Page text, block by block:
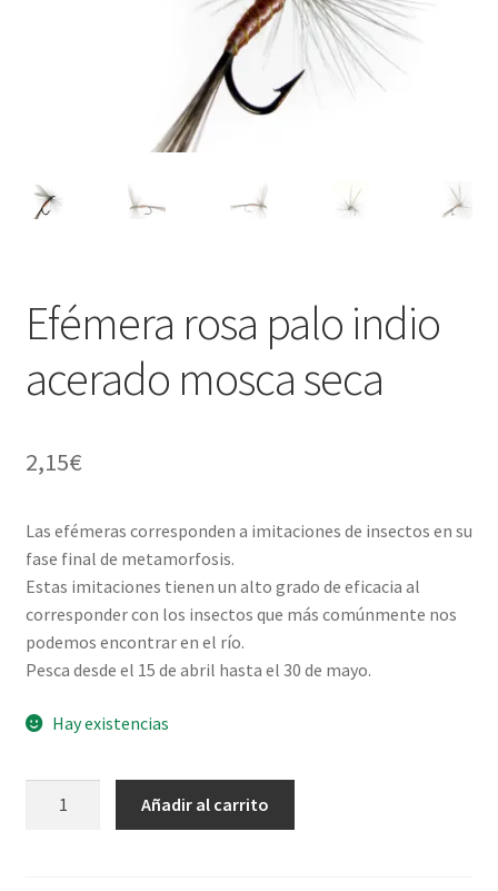
Regístrate al canal de noticias
Efémera rosa palo indio
acerado mosca seca
2,15€
Las efémeras corresponden a imitaciones de insectos en su
fase final de metamorfosis.
Estas imitaciones tienen un alto grado de eficacia al
corresponder con los insectos que más comúnmente nos
podemos encontrar en el río.
Pesca desde el 15 de abril hasta el 30 de mayo.
Hay existencias
Añadir al carrito